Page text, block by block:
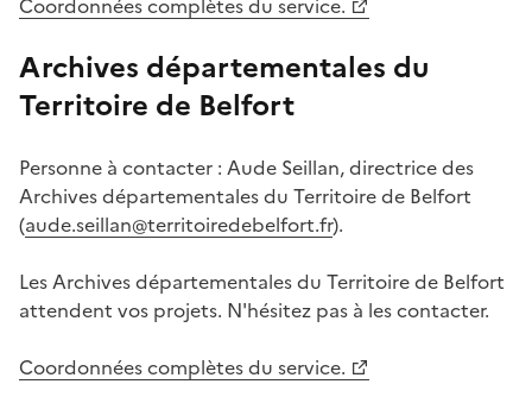
Archives départementales du
Territoire de Belfort
Personne à contacter : Aude Seillan, directrice des
Archives départementales du Territoire de Belfort
(aude.seillan@territoiredebelfort.fr).
Les Archives départementales du Territoire de Belfort
attendent vos projets. N'hésitez pas à les contacter.
Coordonnées complètes du service.